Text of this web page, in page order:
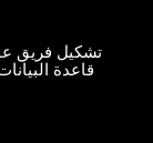
تشكيل فريق
قاعدة